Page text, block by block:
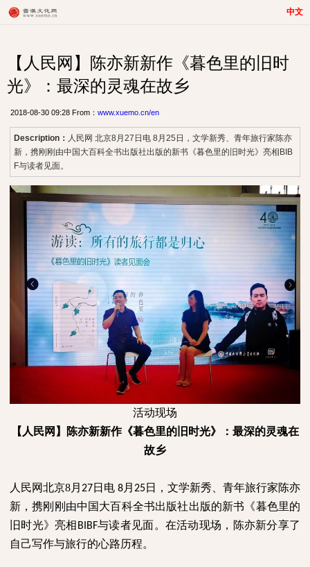
中文
【人民网】陈亦新新作《暮色里的旧时
光》：最深的灵魂在故乡
2018-08-30 09:28 From： www.xuemo.cn/en
Description： 人民网 北京8月27日电 8月25日，文学新秀、青年旅行家陈亦
新，携刚刚由中国大百科全书出版社出版的新书《暮色里的旧时光》亮相BIB
F与读者见面。
活动现场
【人民网】
陈亦新新作《暮色里的旧时光》：最深的灵魂在
故乡
人民网北京8月 27日电 8月 25日，文学新秀、青年旅行家陈亦
新，携刚刚由中国大百科全书出版社出版的新书《暮色里的
旧时光》亮相 BIBF与读者见面。在活动现场，陈亦新分享了
自己写作与旅行的心路历程。